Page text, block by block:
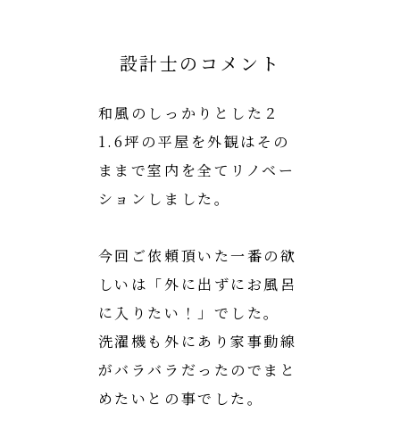
設計士のコメント
和風のしっかりとした２
1.6坪の平屋を外観はその
ままで室内を全てリノベー
ションしました。
今回ご依頼頂いた一番の欲
しいは「外に出ずにお風呂
に入りたい！」でした。
洗濯機も外にあり家事動線
がバラバラだったのでまと
めたいとの事でした。